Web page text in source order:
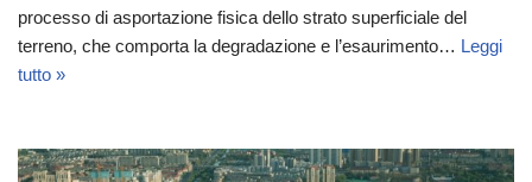
processo di asportazione fisica dello strato superficiale del
terreno, che comporta la degradazione e l’esaurimento… Leggi
tutto »